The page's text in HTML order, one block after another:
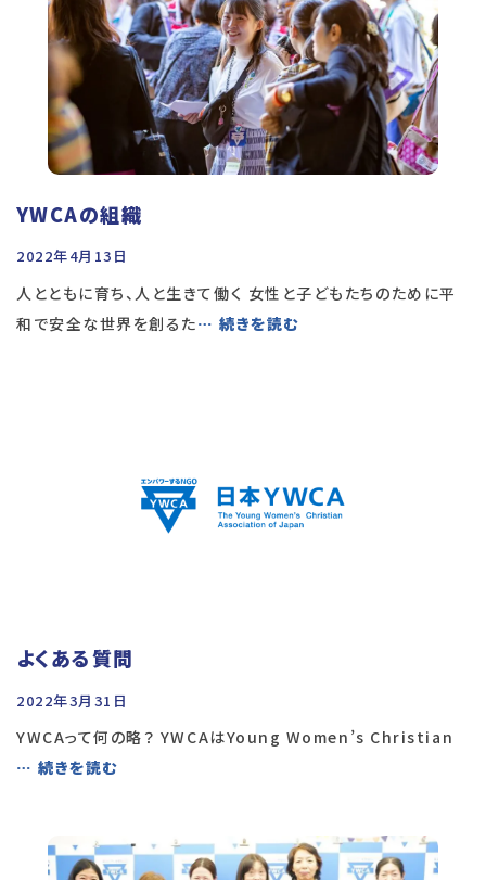
YWCAの組織
2022年4月13日
人とともに育ち、人と生きて働く 女性と子どもたちのために平
和で安全な世界を創るた… 続きを読む
よくある質問
2022年3月31日
YWCAって何の略？ YWCAはYoung Women’s Christian
… 続きを読む